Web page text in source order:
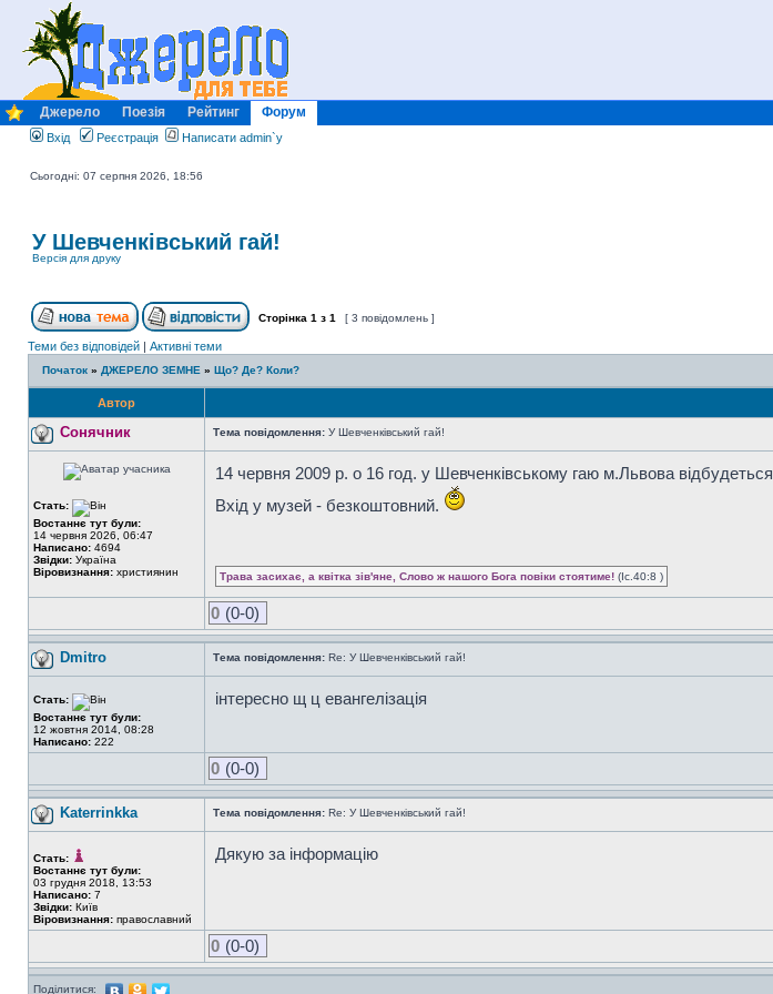
Джерело Поезія Рейтинг Форум
Вхід Реєстрація Написати admin`у
Сьогодні: 07 серпня 2026, 18:56
У Шевченківський гай!
Версія для друку
Сторінка 1 з 1 [ 3 повідомлень ]
Теми без відповідей | Активні теми
Початок » ДЖЕРЕЛО ЗЕМНЕ » Що? Де? Коли?
Автор
Сонячник Тема повідомлення: У Шевченківський гай!
Стать:
Востаннє тут були:
14 червня 2026, 06:47
Написано: 4694
Звідки: Україна
Віровизнання: християнин
14 червня 2009 р. о 16 год. у Шевченківському гаю м.Львова
Вхід у музей - безкоштовний.
Трава засихає, а квітка зів'яне, Слово ж нашого Бога повіки стоятиме! (Іс.40:8 )
0 (0-0)
Dmitro Тема повідомлення: Re: У Шевченківський гай!
Стать:
Востаннє тут були:
12 жовтня 2014, 08:28
Написано: 222
інтересно щ ц евангелізація
0 (0-0)
Katerrinkka Тема повідомлення: Re: У Шевченківський гай!
Стать:
Востаннє тут були:
03 грудня 2018, 13:53
Написано: 7
Звідки: Київ
Віровизнання: православний
Дякую за інформацію
0 (0-0)
Поділитися: